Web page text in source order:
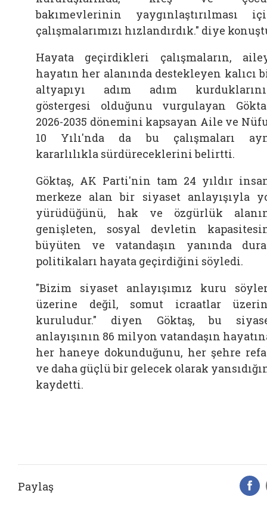
bakımevlerinin yaygınlaştırılması
çalışmalarımızı hızlandırdık." diye
Hayata geçirdikleri çalışmaların,
hayatın her alanında destekleyen kalıcı
altyapıyı adım adım
göstergesi olduğunu vurgulayan
2026-2035 dönemini kapsayan Aile ve
10 Yılı'nda da bu çalışmaları
kararlılıkla sürdüreceklerini belirtti.
Göktaş, AK Parti'nin tam 24 yıldır
merkeze alan bir siyaset anlayışıyla
yürüdüğünü, hak ve özgürlük
genişleten, sosyal devletin
büyüten ve vatandaşın yanında
politikaları hayata geçirdiğini söyledi.
"Bizim siyaset anlayışımız kuru
üzerine değil, somut icraatlar
kuruludur." diyen Göktaş, bu
anlayışının 86 milyon vatandaşın
her haneye dokunduğunu, her şehre
ve daha güçlü bir gelecek olarak
kaydetti.
Paylaş